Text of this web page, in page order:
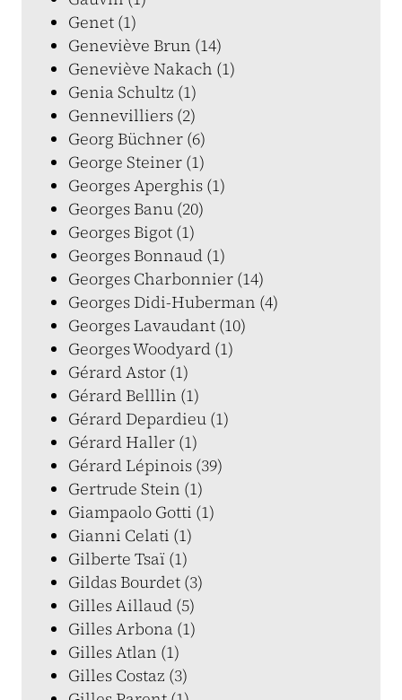
Genet (1)
Geneviève Brun (14)
Geneviève Nakach (1)
Genia Schultz (1)
Gennevilliers (2)
Georg Büchner (6)
George Steiner (1)
Georges Aperghis (1)
Georges Banu (20)
Georges Bigot (1)
Georges Bonnaud (1)
Georges Charbonnier (14)
Georges Didi-Huberman (4)
Georges Lavaudant (10)
Georges Woodyard (1)
Gérard Astor (1)
Gérard Belllin (1)
Gérard Depardieu (1)
Gérard Haller (1)
Gérard Lépinois (39)
Gertrude Stein (1)
Giampaolo Gotti (1)
Gianni Celati (1)
Gilberte Tsaï (1)
Gildas Bourdet (3)
Gilles Aillaud (5)
Gilles Arbona (1)
Gilles Atlan (1)
Gilles Costaz (3)